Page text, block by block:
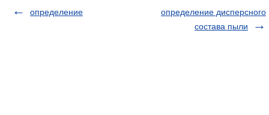
определение
определение дисперсного
состава пыли